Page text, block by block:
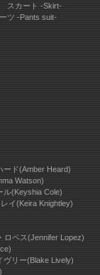
スカート -Skirt-
ツ -Pants suit-
ード(Amber Heard)
Watson)
ル(Keyshia Cole)
イ(Keira Knightley)
ロペス(Jennifer Lopez)
ヴリー(Blake Lively)